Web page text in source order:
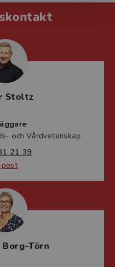
Stoltz
och Vårdvetenskap
21 39
post
Borg-Törn